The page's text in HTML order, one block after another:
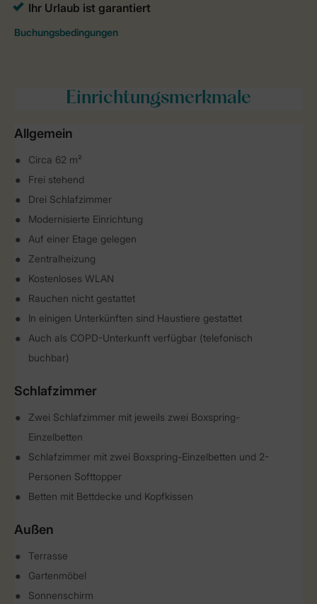
Einrichtungsmerkmale
Allgemein
Circa 62 m²
Frei stehend
Drei Schlafzimmer
Modernisierte Einrichtung
Auf einer Etage gelegen
Zentralheizung
Kostenloses WLAN
Rauchen nicht gestattet
In einigen Unterkünften sind Haustiere gestattet
Auch als COPD-Unterkunft verfügbar (telefonisch
buchbar)
Schlafzimmer
Zwei Schlafzimmer mit jeweils zwei Boxspring-
Einzelbetten
Schlafzimmer mit zwei Boxspring-Einzelbetten und 2-
Personen Softtopper
Betten mit Bettdecke und Kopfkissen
Außen
Terrasse
Gartenmöbel
Sonnenschirm